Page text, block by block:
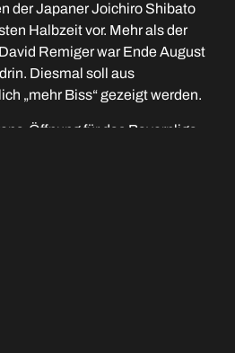
der Japaner Joichiro Shibato
Halbzeit vor. Mehr als der
Remiger war Ende August
Diesmal soll aus
„mehr Biss“ gezeigt werden.
Öffnung für das Bayernliga-